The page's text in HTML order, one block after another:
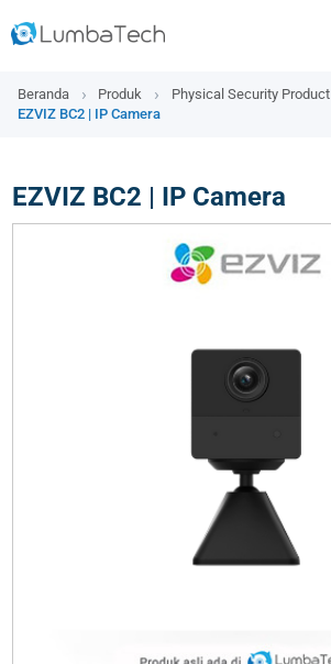
Beranda Produk
Physical Security Product
EZVIZ BC2 | IP Camera
EZVIZ BC2 | IP Camera